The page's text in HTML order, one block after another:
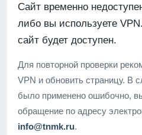
Сайт временно
либо вы используете
сайт будет доступен.
Для повторной проверки
VPN и обновить страницу. В
было применено ошибочно,
обращение по адресу
info@tnmk.ru.